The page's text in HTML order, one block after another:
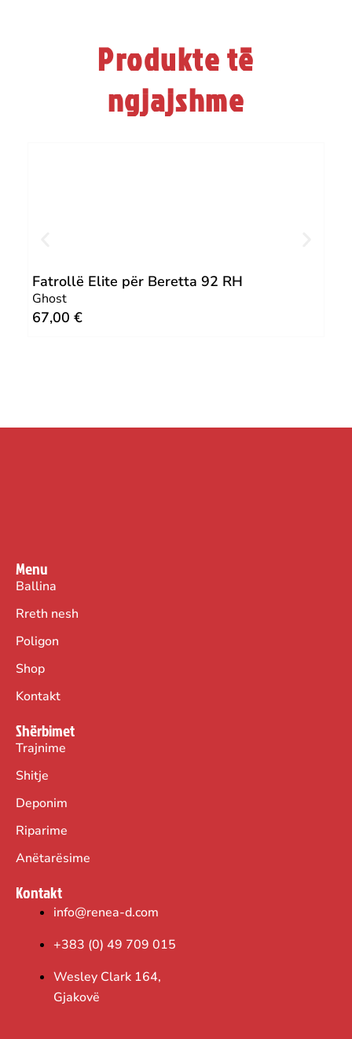
Produkte të
ngjajshme
Fatrollë Elite për Beretta 92 RH
Ghost
67,00 €
Menu
Ballina
Rreth nesh
Poligon
Shop
Kontakt
Shërbimet
Trajnime
Shitje
Deponim
Riparime
Anëtarësime
Kontakt
info@renea-d.com
+383 (0) 49 709 015
Wesley Clark 164,
Gjakovë